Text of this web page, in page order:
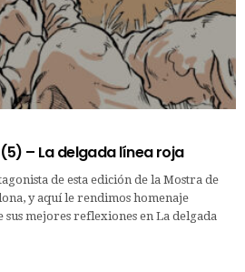
– La delgada línea roja
de esta edición de la Mostra de
y aquí le rendimos homenaje
mejores reflexiones en La delgada